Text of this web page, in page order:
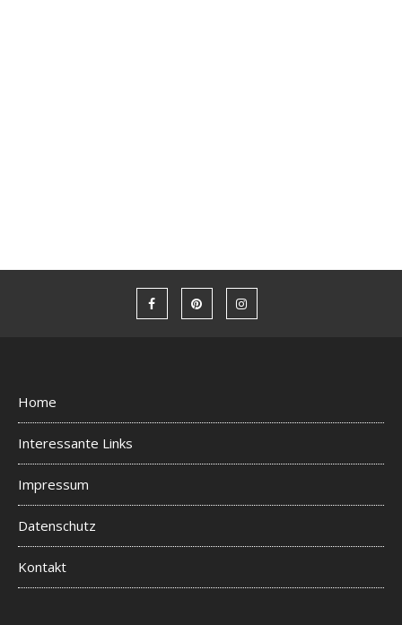
Home
Interessante Links
Impressum
Datenschutz
Kontakt